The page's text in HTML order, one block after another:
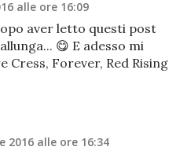
alle ore 16:09
aver letto questi post
😋 E adesso mi
Cress, Forever, Red Rising
2016 alle ore 16:34